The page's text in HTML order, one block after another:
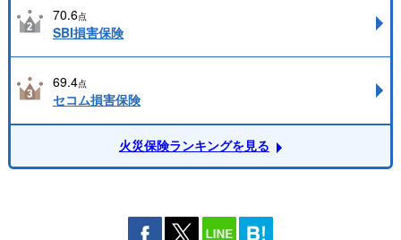
70.6点
SBI損害保険
69.4点
セコム損害保険
火災保険ランキングを見る